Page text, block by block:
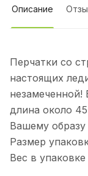
Описание
Перчатки со
настоящих
незамеченной!
длина около
Вашему
Размер
Вес в упаковке